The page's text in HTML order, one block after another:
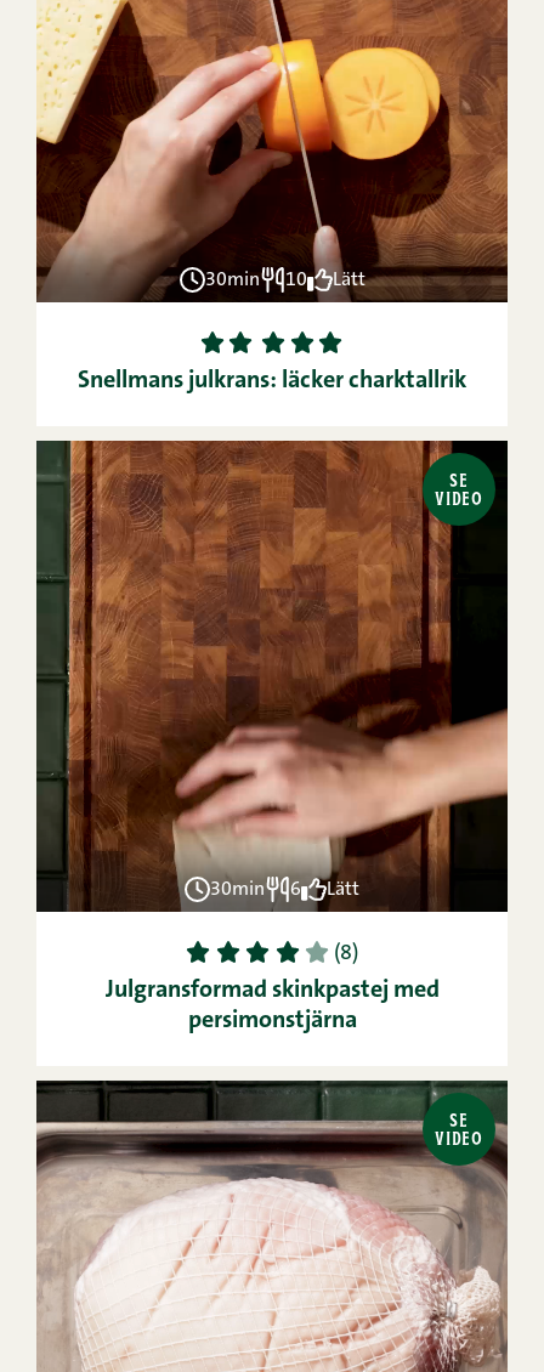
30min 10 Lätt
1 2 3 4
5
Snellmans julkrans: läcker charktallrik
SE
VIDEO
30min 6 Lätt
1 2 3 4 5 (8)
Julgransformad skinkpastej med
persimonstjärna
SE
VIDEO